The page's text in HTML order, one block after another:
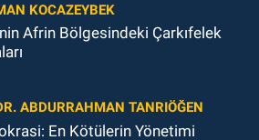
KOCAZEYBEK
Afrin Bölgesindeki Çarkıfelek
ABDURRAHMAN TANRIÖĞEN
En Kötülerin Yönetimi